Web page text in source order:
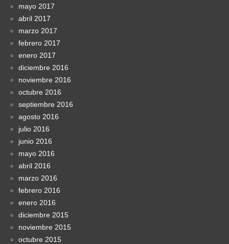
mayo 2017
abril 2017
marzo 2017
febrero 2017
enero 2017
diciembre 2016
noviembre 2016
octubre 2016
septiembre 2016
agosto 2016
julio 2016
junio 2016
mayo 2016
abril 2016
marzo 2016
febrero 2016
enero 2016
diciembre 2015
noviembre 2015
octubre 2015